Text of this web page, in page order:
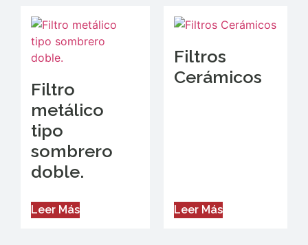
Filtro
metálico
tipo
sombrero
doble.
Leer Más
Filtros
Cerámicos
Leer Más